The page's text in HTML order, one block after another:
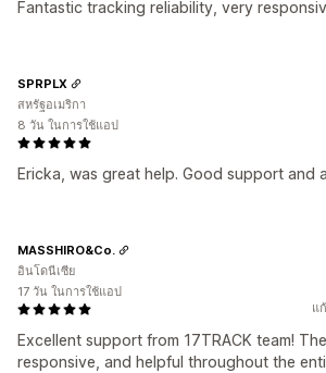
Fantastic tracking reliability, very
Ericka, was great help. Good support and
SPRPLX
สหรัฐอเมริกา
8 วัน ในการใช้แอป
แ
Excellent support from 17TRACK team!
responsive, and helpful throughout the
MASSHIRO&Co.
อินโดนีเซีย
17 วัน ในการใช้แอป